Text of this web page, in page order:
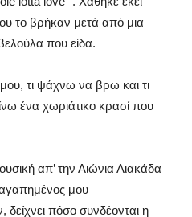
το βρήκαν μετά από μια
που είδα.
τι ψάχνω να βρω και τι
ένα χωριάτικο κρασί που
απ’ την Αιώνια Λιακάδα
μου
πόσο συνδέονται η